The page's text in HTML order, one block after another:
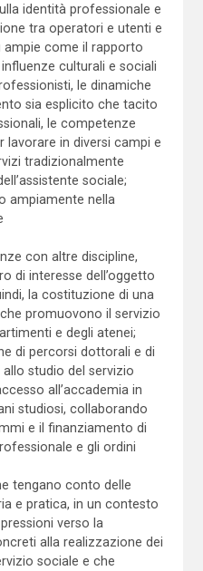
identità professionale e
tra operatori e utenti e
come il rapporto
culturali e sociali
le dinamiche
sia esplicito che tacito
le competenze
lavorare in diversi campi e
tradizionalmente
sociale;
ampiamente nella
con altre discipline,
di interesse dell’oggetto
la costituzione di una
promuovono il servizio
e degli atenei;
di percorsi dottorali e di
studio del servizio
all’accademia in
studiosi, collaborando
e il finanziamento di
e gli ordini
tengano conto delle
e pratica, in un contesto
verso la
alla realizzazione dei
sociale e che